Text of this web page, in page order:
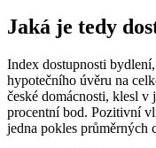
Jaká je tedy
Index dostupnosti
hypotečního úvěru na
české domácnosti, klesl v
procentní bod. Pozitivní
jedna pokles průměrných